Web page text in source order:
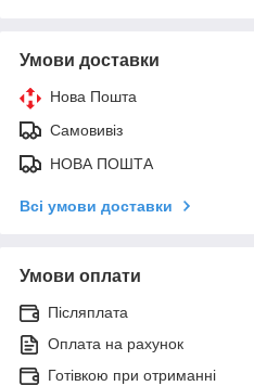
Умови доставки
Нова Пошта
Самовивіз
НОВА ПОШТА
Всі умови доставки
Умови оплати
Післяплата
Оплата на рахунок
Готівкою при отриманні